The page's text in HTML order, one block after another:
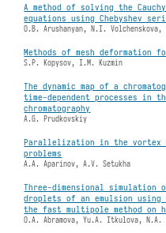
A method of solving the
equations using Chebyshev
O.B. Arushanyan, N.I.
Methods of mesh deformation
S.P. Kopysov, I.M. Kuzmin
The dynamic map of a
time-dependent processes in
chromatography
A.G. Prudkovskiy
Parallelization in the vortex
problems
A.A. Aparinov, A.V. Setukha
Three-dimensional simulation
droplets of an emulsion using
the fast multipole method on
O.A. Abramova, Yu.A. Itkulova, N.A.